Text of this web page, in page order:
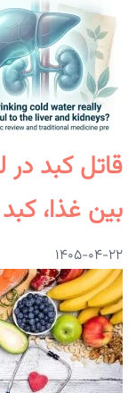
قاتل کبد
بین غذا،
۱۴۰۵-۰۴-۲۲